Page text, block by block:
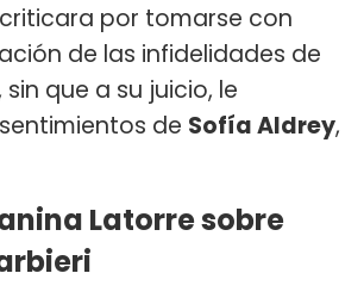
por tomarse con
de las infidelidades de
sin que a su juicio, le
de Sofía Aldrey,
Latorre sobre